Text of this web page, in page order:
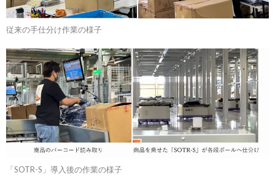
従来の手仕分け作業の様子
「SOTR-S」導入後の作業の様子